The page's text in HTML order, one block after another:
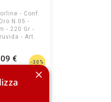
- Conf.
N.05 -
- 220 Gr -
- Art.
€ -30%
×